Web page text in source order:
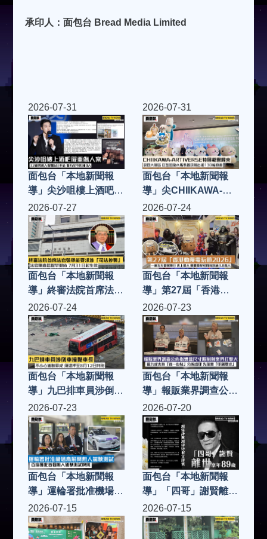
承印人：面包台 Bread Media Limited
2026-07-31
面包台「本地新聞報
導」尖沙咀樓上酒吧嚴
重傷人案 32歲男商人
留醫6日不治 警方至今
拘捕9人
2026-07-31
面包台「本地新聞報
導」尖CHIIKAWA-
ARTIVERSE特展載譽
歸來 設四大展區 巨型
回旋木馬裝置及展出逾
130幅原畫
2026-07-27
面包台「本地新聞報
導」終審法院首席法官
張舉能要求涉「司法抄
襲」法官陳嘉信提早退
休 7月31日起生效
2026-07-24
面包台「本地新聞報
導」第27屆「香港動
漫電玩節2026」一連
五天會展舉行 史上最
大 會場最多可同時容
納3.8萬人
2026-07-24
面包台「本地新聞報
導」九巴排車員涉倒車
撞斃車長 不小心駕駛
罪成 須還押至8月12日
判刑
2026-07-23
面包台「本地新聞報
導」報販業界調查公佈
指煙盒尺寸限制對業界
打擊大 逾九成支持
「統一包裝」分拆處理
先落實「印刷要求」
2026-07-23
面包台「本地新聞報
導」運輪署批准機場島
展開無人駕駛測試 百
度獲批首個無人駕駛測
試牌照
2026-07-20
面包台「本地新聞報
導」「四哥」謝賢離世
享年89歲 謝霆鋒與謝
婷婷發文證實
2026-07-15 2026-07-15